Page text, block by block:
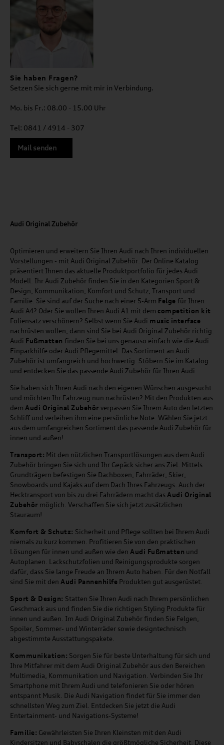
Sie haben Fragen?
Setzen Sie sich gerne mit mir in Verbindung.
Mo. bis Fr.: 08.00 - 15.00 Uhr
Tel: 0841 / 4914 - 307
Mail senden
Audi Original Zubehör
Optimieren und erweitern Sie Ihren Audi nach Ihren individuellen
Vorstellungen - mit Audi Original Zubehör. Der Online Katalog
präsentiert Ihnen das aktuelle Produktportfolio für jedes Audi
Modell. Ihr Audi Zubehör finden Sie in den Kategorien Sport &
Design, Kommunikation, Komfort und Schutz, Transport und
Familie. Sie sind auf der Suche nach einer 5-Arm Felge für Ihren
Audi A4? Oder Sie wollen Ihren Audi A1 mit dem competition kit
Foliensatz verschönern? Selbst wenn Sie Audi music interface
nachrüsten wollen, dann sind Sie bei Audi Original Zubehör richtig.
Audi Fußmatten finden Sie bei uns genauso einfach wie die Audi
Einparkhilfe oder Audi Pflegemittel. Das Sortiment an Audi
Zubehör ist umfangreich und hochwertig. Stöbern Sie im Katalog
und entdecken Sie das passende Audi Zubehör für Ihren Audi.
Sie haben sich Ihren Audi nach den eigenen Wünschen ausgesucht
und möchten Ihr Fahrzeug nun nachrüsten? Mit den Produkten aus
dem Audi Original Zubehör verpassen Sie Ihrem Auto den letzten
Schliff und verleihen ihm eine persönliche Note. Wählen Sie jetzt
aus dem umfangreichen Sortiment das passende Audi Zubehör für
innen und außen!
Transport: Mit den nützlichen Transportlösungen aus dem Audi
Zubehör bringen Sie sich und Ihr Gepäck sicher ans Ziel. Mittels
Grundträgern befestigen Sie Dachboxen, Fahrräder, Skier,
Snowboards und Kajaks auf dem Dach Ihres Fahrzeugs. Auch der
Hecktransport von bis zu drei Fahrrädern macht das Audi Original
Zubehör möglich. Verschaffen Sie sich jetzt zusätzlichen
Stauraum!
Komfort & Schutz: Sicherheit und Pflege sollten bei Ihrem Audi
niemals zu kurz kommen. Profitieren Sie von den praktischen
Lösungen für innen und außen wie den Audi Fußmatten und
Autoplanen. Lackschutzfolien und Reinigungsprodukte sorgen
dafür, dass Sie lange Freude an Ihrem Auto haben. Für den Notfall
sind Sie mit den Audi Pannenhilfe Produkten gut ausgerüstet.
Sport & Design: Statten Sie Ihren Audi nach Ihrem persönlichen
Geschmack aus und finden Sie die richtigen Styling Produkte für
innen und außen. Im Audi Original Zubehör finden Sie Felgen,
Spoiler, Sommer- und Winterräder sowie designtechnisch
abgestimmte Ausstattungspakete.
Kommunikation: Sorgen Sie für beste Unterhaltung für sich und
Ihre Mitfahrer mit dem Audi Original Zubehör aus den Bereichen
Multimedia, Kommunikation und Navigation. Verbinden Sie Ihr
Smartphone mit Ihrem Audi und telefonieren Sie oder hören
entspannt Musik. Die Audi Navigation findet für Sie immer den
schnellsten Weg zum Ziel. Entdecken Sie jetzt die Audi
Entertainment- und Navigations-Systeme!
Familie: Gewährleisten Sie Ihren Kleinsten mit den Audi
Kindersitzen und Babyschalen die größtmögliche Sicherheit. Diese